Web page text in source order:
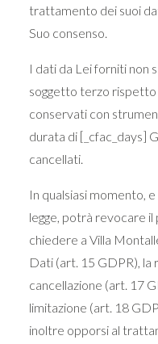
trattamento dei suoi
Suo consenso.
I dati da Lei forniti non
soggetto terzo rispetto
conservati con
durata di [_cfac_days]
cancellati.
In qualsiasi momento,
legge, potrà revocare
chiedere a Villa
Dati (art. 15 GDPR), la
cancellazione (art. 17
limitazione (art. 18
inoltre opporsi al